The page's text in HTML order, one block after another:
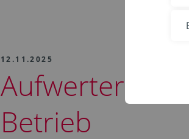
12.11.2025
Aufwerter am
Betrieb